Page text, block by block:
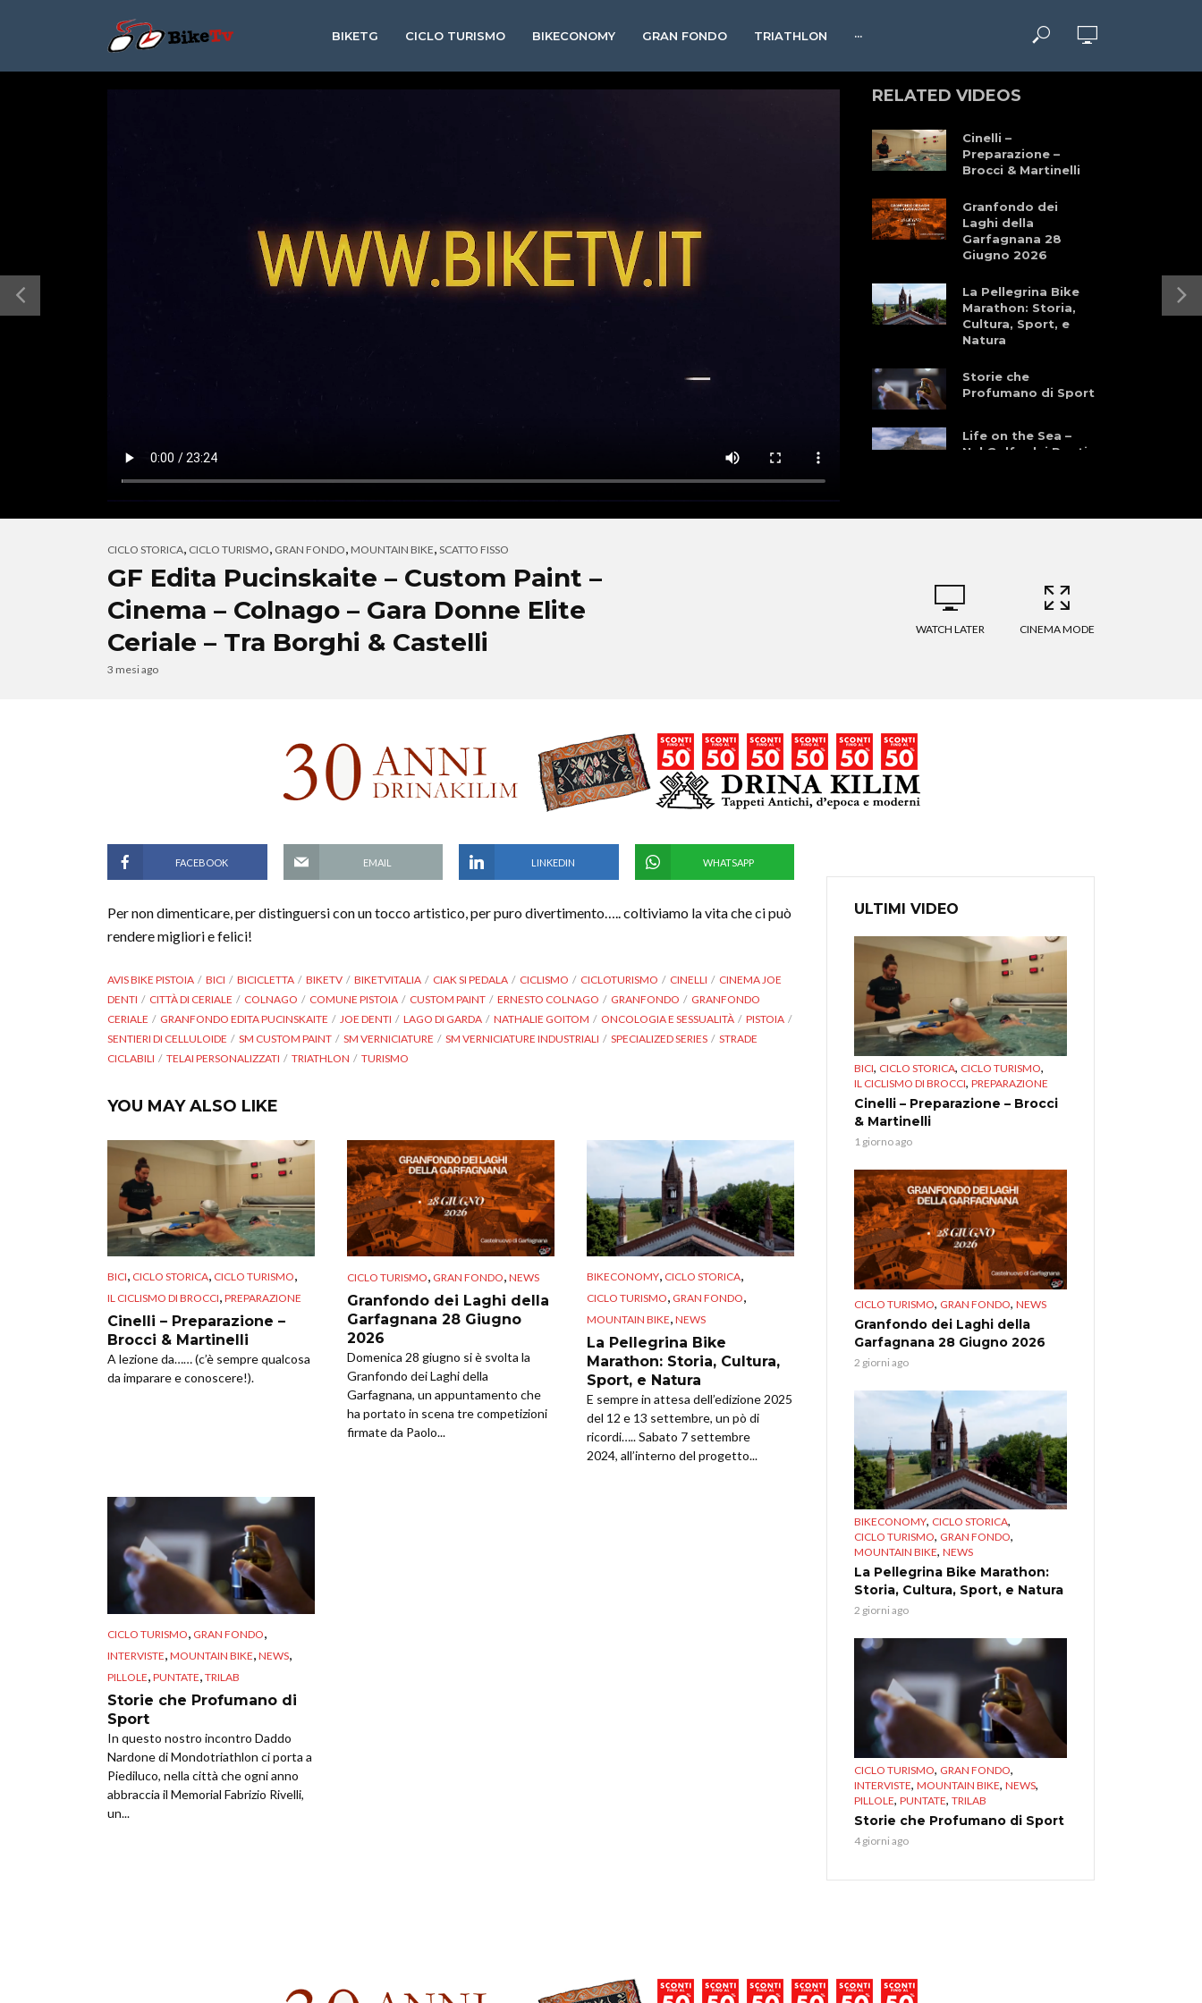
BIKETG CICLO TURISMO BIKECONOMY GRAN FONDO TRIATHLON ···
RELATED VIDEOS
Cinelli –
Preparazione –
Brocci & Martinelli
Granfondo dei
Laghi della
Garfagnana 28
Giugno 2026
La Pellegrina Bike
Marathon: Storia,
Cultura, Sport, e
Natura
Storie che
Profumano di Sport
Life on the Sea –
Nel Golfo dei Poeti
CICLO STORICA, CICLO TURISMO, GRAN FONDO, MOUNTAIN BIKE, SCATTO FISSO
GF Edita Pucinskaite – Custom Paint –
Cinema – Colnago – Gara Donne Elite
Ceriale – Tra Borghi & Castelli
3 mesi ago
WATCH LATER CINEMA MODE
FACEBOOK EMAIL LINKEDIN WHATSAPP
Per non dimenticare, per distinguersi con un tocco artistico, per puro divertimento….. coltiviamo la vita che ci può
rendere migliori e felici!
AVIS BIKE PISTOIA BICI BICICLETTA BIKETV BIKETVITALIA CIAK SI PEDALA CICLISMO CICLOTURISMO CINELLI
CINEMA JOE
DENTI
CITTÀ DI CERIALE COLNAGO COMUNE PISTOIA CUSTOM PAINT ERNESTO COLNAGO GRANFONDO
GRANFONDO
CERIALE
GRANFONDO EDITA PUCINSKAITE JOE DENTI LAGO DI GARDA NATHALIE GOITOM ONCOLOGIA E SESSUALITÀ
PISTOIA
SENTIERI DI CELLULOIDE
SM CUSTOM PAINT SM VERNICIATURE SM VERNICIATURE INDUSTRIALI SPECIALIZED SERIES
STRADE
CICLABILI
TELAI PERSONALIZZATI TRIATHLON TURISMO
YOU MAY ALSO LIKE
BICI, CICLO STORICA, CICLO TURISMO,
IL CICLISMO DI BROCCI, PREPARAZIONE
Cinelli – Preparazione –
Brocci & Martinelli
A lezione da…… (c’è sempre qualcosa
da imparare e conoscere!).
CICLO TURISMO, GRAN FONDO, NEWS
Granfondo dei Laghi della
Garfagnana 28 Giugno
2026
Domenica 28 giugno si è svolta la
Granfondo dei Laghi della
Garfagnana, un appuntamento che
ha portato in scena tre competizioni
firmate da Paolo...
BIKECONOMY, CICLO STORICA,
CICLO TURISMO, GRAN FONDO,
MOUNTAIN BIKE, NEWS
La Pellegrina Bike
Marathon: Storia, Cultura,
Sport, e Natura
E sempre in attesa dell’edizione 2025
del 12 e 13 settembre, un pò di
ricordi….. Sabato 7 settembre
2024, all’interno del progetto...
CICLO TURISMO GRAN FONDO
INTERVISTE MOUNTAIN BIKE NEWS
PILLOLE PUNTATE TRILAB
Storie che Profumano di
Sport
In questo nostro incontro Daddo
Nardone di Mondotriathlon ci porta a
Piediluco, nella città che ogni anno
abbraccia il Memorial Fabrizio Rivelli,
un...
ULTIMI VIDEO
BICI, CICLO STORICA, CICLO TURISMO,
IL CICLISMO DI BROCCI, PREPARAZIONE
Cinelli – Preparazione – Brocci
& Martinelli
1 giorno ago
CICLO TURISMO, GRAN FONDO, NEWS
Granfondo dei Laghi della
Garfagnana 28 Giugno 2026
2 giorni ago
BIKECONOMY, CICLO STORICA,
CICLO TURISMO, GRAN FONDO,
MOUNTAIN BIKE, NEWS
La Pellegrina Bike Marathon:
Storia, Cultura, Sport, e Natura
2 giorni ago
CICLO TURISMO, GRAN FONDO,
INTERVISTE, MOUNTAIN BIKE, NEWS,
PILLOLE, PUNTATE, TRILAB
Storie che Profumano di Sport
4 giorni ago